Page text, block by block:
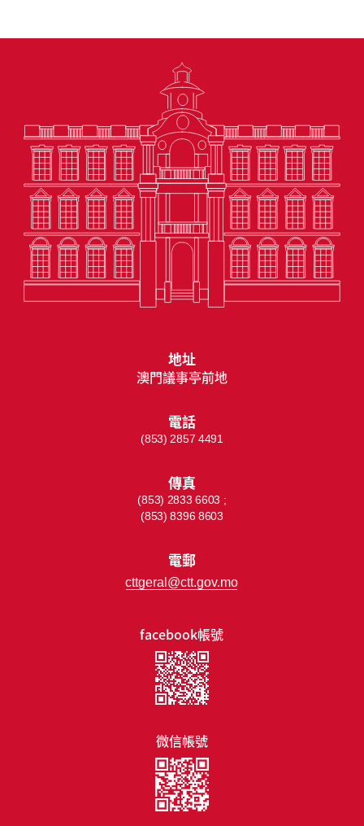
facebook帳號
微信帳號
地址
澳門議事亭前地
電話
(853) 2857 4491
傳真
(853) 2833 6603 ;
(853) 8396 8603
電郵
cttgeral@ctt.gov.mo